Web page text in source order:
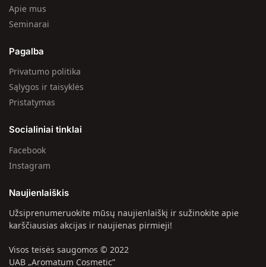
Apie mus
Seminarai
Pagalba
Privatumo politika
Sąlygos ir taisyklės
Pristatymas
Socialiniai tinklai
Facebook
Instagram
Naujienlaiškis
Užsiprenumeruokite mūsų naujienlaiškį ir sužinokite apie
karščiausias akcijas ir naujienas pirmieji!
Visos teisės saugomos © 2022
UAB „Aromatum Cosmetic”